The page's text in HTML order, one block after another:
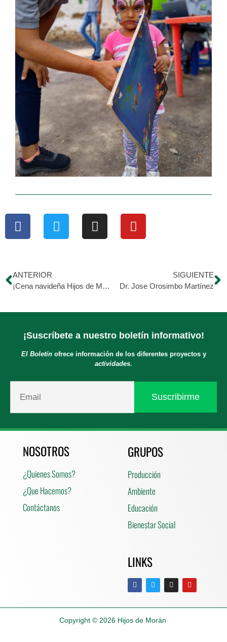
ANTERIOR
¡Cena navideña Hijos de Morán!
SIGUIENTE
Dr. Jose Orosimbo Martínez
¡Suscríbete a nuestro boletín informativo!
El Boletínofrece información de los diferentes proyectos y
actividades.
NOSOTROS
¿Quienes Somos?
¿Que Hacemos?
Contáctanos
GRUPOS
Producción
Ambiente
Educación
Bienestar Social
LINKS
Copyright © 2026 Hijos de Morán